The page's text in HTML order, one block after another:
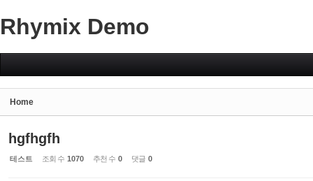
Rhymix Demo
Home
hgfhgfh
테스트 조회 수 1070 추천 수 0 댓글 0
Sketchbook5, 스케치북5
Sketchbook5, 스케치북5